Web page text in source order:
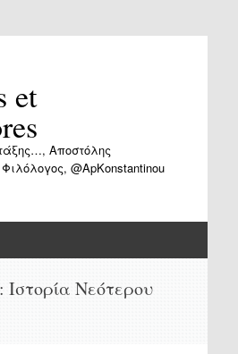
et
Αποστόλης
@ApKonstantinou
Ιστορία Νεότερου